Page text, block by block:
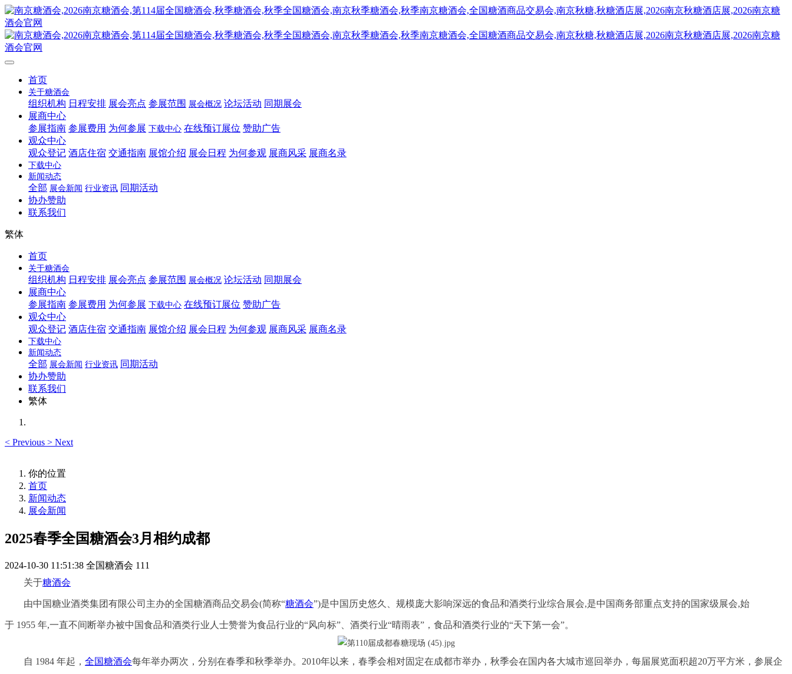
首页
关于糖酒会
组织机构 日程安排 展会亮点 参展范围 展会概况 论坛活动 同期展会
展商中心
参展指南 参展费用 为何参展 下载中心 在线预订展位 赞助广告
观众中心
观众登记 酒店住宿 交通指南 展馆介绍 展会日程 为何参观 展商风采 展商名录
下载中心
新闻动态
全部 展会新闻 行业资讯 同期活动
协办赞助
联系我们
繁体
首页
关于糖酒会
组织机构 日程安排 展会亮点 参展范围 展会概况 论坛活动 同期展会
展商中心
参展指南 参展费用 为何参展 下载中心 在线预订展位 赞助广告
观众中心
观众登记 酒店住宿 交通指南 展馆介绍 展会日程 为何参观 展商风采 展商名录
下载中心
新闻动态
全部 展会新闻 行业资讯 同期活动
协办赞助
联系我们
繁体
< Previous > Next
你的位置
首页
新闻动态
展会新闻
‌2025春季全国糖酒会3月相约成都‌
2024-10-30 11:51:38 全国糖酒会 111
关于糖酒会
由中国糖业酒类集团有限公司主办的全国糖酒商品交易会(简称“糖酒会”)是中国历史悠久、规模庞大影响深远的食品和酒类行业综合展会,是中国商务部重点支持的国家级展会,始
于 1955 年,一直不间断举办被中国食品和酒类行业人士赞誉为食品行业的“风向标”、酒类行业“晴雨表”，食品和酒类行业的“天下第一会”。
自 1984 年起， 全国糖酒会每年举办两次，分别在春季和秋季举办。2010年以来，春季会相对固定在成都市举办，秋季会在国内各大城市巡回举办，每届展览面积超20万平方米，参展企